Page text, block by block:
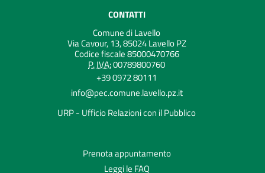
CONTATTI
Comune di Lavello
Via Cavour, 13, 85024 Lavello PZ
Codice fiscale 85000470766
P. IVA:00789800760
+39 0972 80111
info@pec.comune.lavello.pz.it
URP - Ufficio Relazioni con il Pubblico
Prenota appuntamento
Leggi le FAQ